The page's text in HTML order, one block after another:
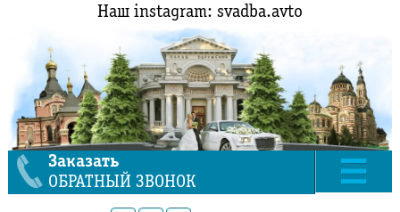
Наш instagram: svadba.avto
Заказать
ОБРАТНЫЙ ЗВОНОК